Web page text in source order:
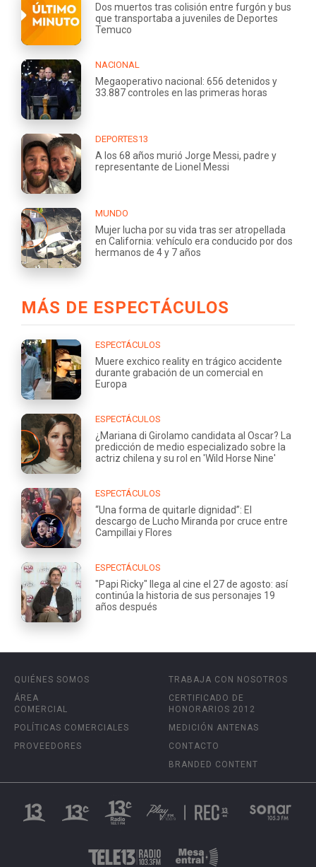
Dos muertos tras colisión entre furgón y bus
que transportaba a juveniles de Deportes
Temuco
NACIONAL
Megaoperativo nacional: 656 detenidos y
33.887 controles en las primeras horas
DEPORTES13
A los 68 años murió Jorge Messi, padre y
representante de Lionel Messi
MUNDO
Mujer lucha por su vida tras ser atropellada
en California: vehículo era conducido por dos
hermanos de 4 y 7 años
MÁS DE ESPECTÁCULOS
ESPECTÁCULOS
Muere exchico reality en trágico accidente
durante grabación de un comercial en
Europa
ESPECTÁCULOS
¿Mariana di Girolamo candidata al Oscar? La
predicción de medio especializado sobre la
actriz chilena y su rol en 'Wild Horse Nine'
ESPECTÁCULOS
“Una forma de quitarle dignidad”: El
descargo de Lucho Miranda por cruce entre
Campillai y Flores
ESPECTÁCULOS
"Papi Ricky" llega al cine el 27 de agosto: así
continúa la historia de sus personajes 19
años después
QUIÉNES SOMOS
ÁREA
COMERCIAL
POLÍTICAS COMERCIALES
PROVEEDORES
TRABAJA CON NOSOTROS
CERTIFICADO DE
HONORARIOS 2012
MEDICIÓN ANTENAS
CONTACTO
BRANDED CONTENT